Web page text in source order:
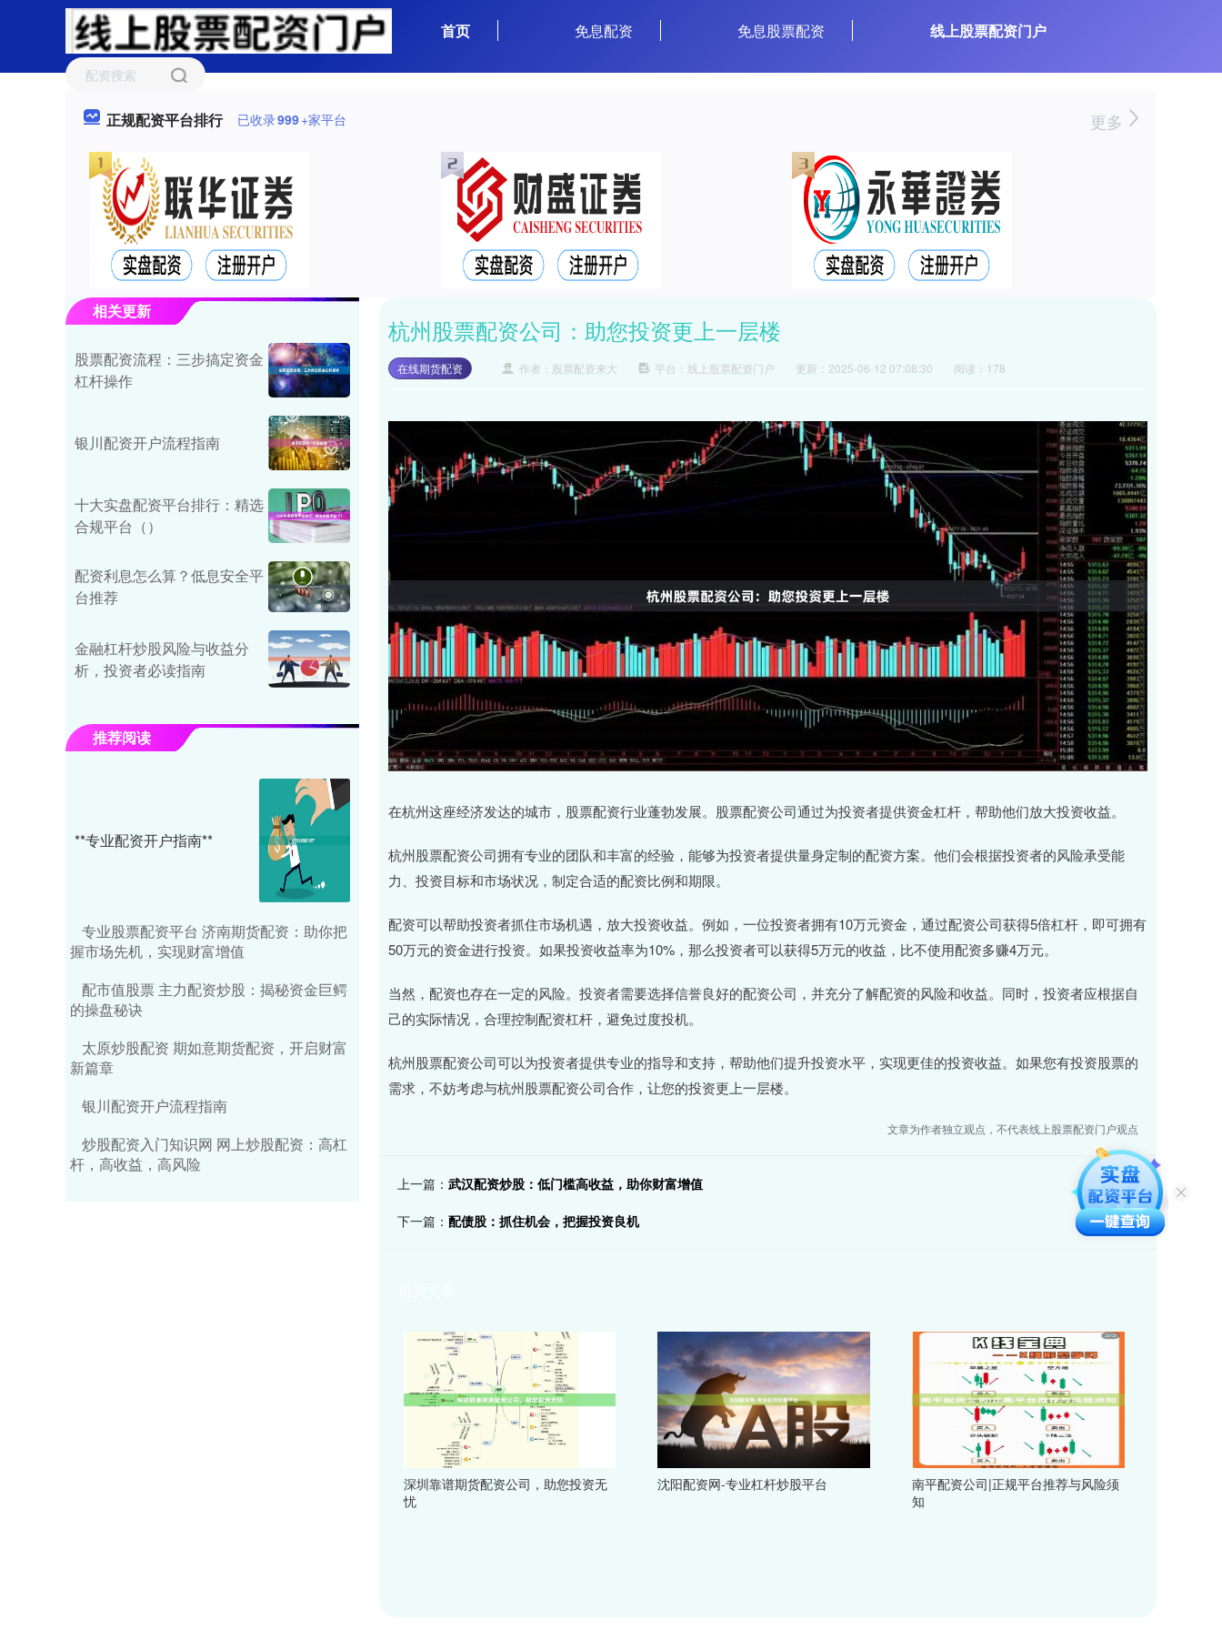
首页 免息配资 免息股票配资 线上股票配资门户
正规配资平台排行 已收录999+家平台 更多
杭州股票配资公司：助您投资更上一层楼
在线期货配资 作者：股票配资来大 平台：线上股票配资门户 更新：2025-06-12 07:08:30 阅读：178
在杭州这座经济发达的城市，股票配资行业蓬勃发展。股票配资公司通过为投资者提供资金杠杆，帮助他们放大投资收益。
杭州股票配资公司拥有专业的团队和丰富的经验，能够为投资者提供量身定制的配资方案。他们会根据投资者的风险承受能
力、投资目标和市场状况，制定合适的配资比例和期限。
配资可以帮助投资者抓住市场机遇，放大投资收益。例如，一位投资者拥有10万元资金，通过配资公司获得5倍杠杆，即可拥有
50万元的资金进行投资。如果投资收益率为10%，那么投资者可以获得5万元的收益，比不使用配资多赚4万元。
当然，配资也存在一定的风险。投资者需要选择信誉良好的配资公司，并充分了解配资的风险和收益。同时，投资者应根据自
己的实际情况，合理控制配资杠杆，避免过度投机。
杭州股票配资公司可以为投资者提供专业的指导和支持，帮助他们提升投资水平，实现更佳的投资收益。如果您有投资股票的
需求，不妨考虑与杭州股票配资公司合作，让您的投资更上一层楼。
文章为作者独立观点，不代表线上股票配资门户观点
上一篇： 武汉配资炒股：低门槛高收益，助你财富增值
下一篇： 配债股：抓住机会，把握投资良机
深圳靠谱期货配资公司，助您投资无
忧
沈阳配资网-专业杠杆炒股平台
南平配资公司|正规平台推荐与风险须
知
相关更新
股票配资流程：三步搞定资金
杠杆操作
银川配资开户流程指南
十大实盘配资平台排行：精选
合规平台（）
配资利息怎么算？低息安全平
台推荐
金融杠杆炒股风险与收益分
析，投资者必读指南
推荐阅读
**专业配资开户指南**
专业股票配资平台 济南期货配资：助你把
握市场先机，实现财富增值
配市值股票 主力配资炒股：揭秘资金巨鳄
的操盘秘诀
太原炒股配资 期如意期货配资，开启财富
新篇章
银川配资开户流程指南
炒股配资入门知识网 网上炒股配资：高杠
杆，高收益，高风险